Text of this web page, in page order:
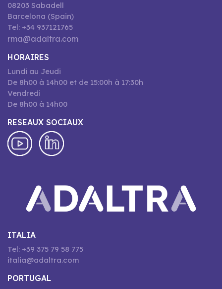
08203 Sabadell
Barcelona (Spain)
Tel: +34 937121765
rma@adaltra.com
HORAIRES
Lundi au Jeudi
De 8h00 à 14h00 et de 15:00h à 17:30h
Vendredi
De 8h00 à 14h00
RESEAUX SOCIAUX
ITALIA
Tel: +39 375 79 58 775
italia@adaltra.com
PORTUGAL